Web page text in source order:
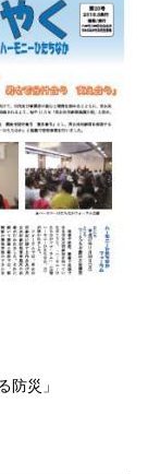
防災」